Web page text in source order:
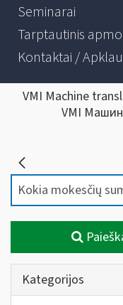
Seminarai
Tarptautinis
Kontaktai /
VMI Machine
VMI
Kategorijos